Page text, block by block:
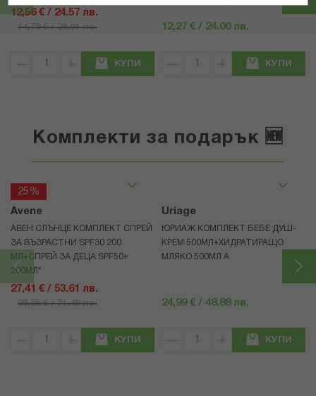
12,56 € / 24.57 лв.
14,78 € / 28.91 лв.
КУПИ
12,27 € / 24.00 лв.
КУПИ
Комплекти за подарък 🆕
25%
Avene
АВЕН СЛЪНЦЕ КОМПЛЕКТ СПРЕЙ
ЗА ВЪЗРАСТНИ SPF30 200
МЛ+СПРЕЙ ЗА ДЕЦА SPF50+
200МЛ*
27,41 € / 53.61 лв.
36,55 € / 71.49 лв.
КУПИ
Uriage
ЮРИАЖ КОМПЛЕКТ БЕБЕ ДУШ-
КРЕМ 500МЛ+ХИДРАТИРАЩО
МЛЯКО 500МЛ A
24,99 € / 48.88 лв.
КУПИ